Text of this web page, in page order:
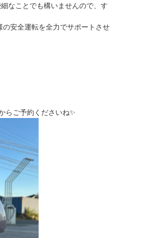
なことでも構いませんので、す
安全運転を全力でサポートさせ
らご予約くださいね✨